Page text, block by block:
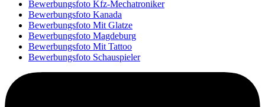
Bewerbungsfoto Kfz-Mechatroniker
Bewerbungsfoto Kanada
Bewerbungsfoto Mit Glatze
Bewerbungsfoto Magdeburg
Bewerbungsfoto Mit Tattoo
Bewerbungsfoto Schauspieler